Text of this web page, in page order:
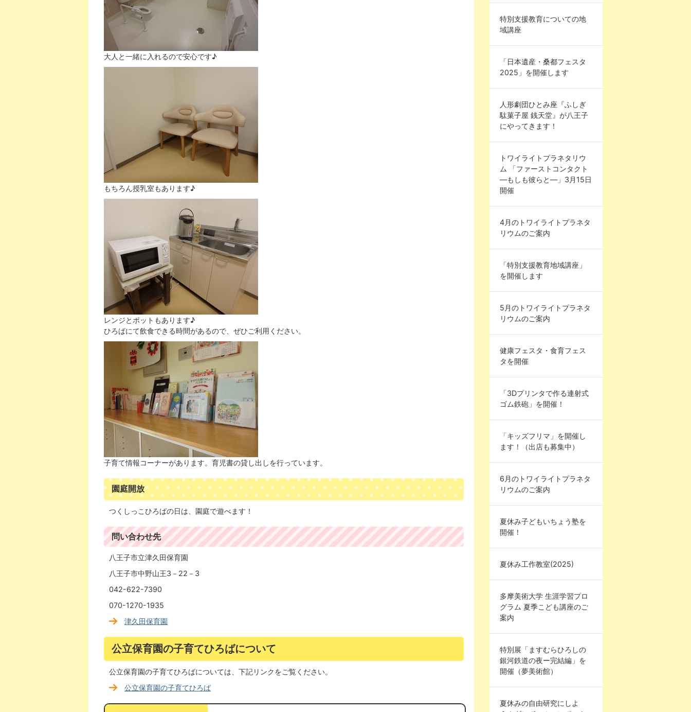
大人と一緒に入れるので安心です♪
もちろん授乳室もあります♪
レンジとポットもあります♪
ひろばにて飲食できる時間があるので、ぜひご利用ください。
子育て情報コーナーがあります。育児書の貸し出しを行っています。
園庭開放
つくしっこひろばの日は、園庭で遊べます！
問い合わせ先
八王子市立津久田保育園
八王子市中野山王3－22－3
042-622-7390
070-1270-1935
津久田保育園
公立保育園の子育てひろばについて
公立保育園の子育てひろばについては、下記リンクをご覧ください。
公立保育園の子育てひろば
特別支援教育についての地
域講座
「日本遺産・桑都フェスタ
2025」を開催します
人形劇団ひとみ座『ふしぎ
駄菓子屋 銭天堂』が八王子
にやってきます！
トワイライトプラネタリウ
ム 「ファーストコンタクト
―もしも彼らと―」3月15日
開催
4月のトワイライトプラネタ
リウムのご案内
「特別支援教育地域講座」
を開催します
5月のトワイライトプラネタ
リウムのご案内
健康フェスタ・食育フェス
タを開催
「3Dプリンタで作る連射式
ゴム鉄砲」を開催！
「キッズフリマ」を開催し
ます！（出店も募集中）
6月のトワイライトプラネタ
リウムのご案内
夏休み子どもいちょう塾を
開催！
夏休み工作教室(2025)
多摩美術大学 生涯学習プロ
グラム 夏季こども講座のご
案内
特別展「ますむらひろしの
銀河鉄道の夜ー完結編」を
開催（夢美術館）
夏休みの自由研究にしよ